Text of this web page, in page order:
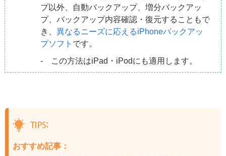
プ以外、自動バックアップ、増分バックアッ
プ、バックアップ内容確認・復元することもで
き、 異なるニーズに応えるiPhoneバックアッ
プソフト です。
- この方法はiPad・iPodにも適用します。
おすすめ記事：